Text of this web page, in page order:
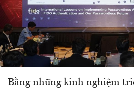
Bằng những kinh nghiệm